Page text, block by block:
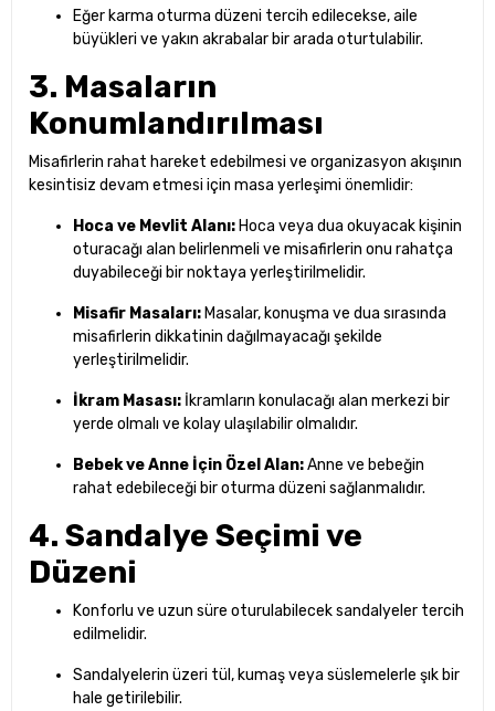
Eğer karma oturma düzeni tercih edilecekse, aile
büyükleri ve yakın akrabalar bir arada oturtulabilir.
3. Masaların
Konumlandırılması
Misafirlerin rahat hareket edebilmesi ve organizasyon akışının
kesintisiz devam etmesi için masa yerleşimi önemlidir:
Hoca ve Mevlit Alanı: Hoca veya dua okuyacak kişinin
oturacağı alan belirlenmeli ve misafirlerin onu rahatça
duyabileceği bir noktaya yerleştirilmelidir.
Misafir Masaları: Masalar, konuşma ve dua sırasında
misafirlerin dikkatinin dağılmayacağı şekilde
yerleştirilmelidir.
İkram Masası: İkramların konulacağı alan merkezi bir
yerde olmalı ve kolay ulaşılabilir olmalıdır.
Bebek ve Anne İçin Özel Alan:Anne ve bebeğin
rahat edebileceği bir oturma düzeni sağlanmalıdır.
4. Sandalye Seçimi ve
Düzeni
Konforlu ve uzun süre oturulabilecek sandalyeler tercih
edilmelidir.
Sandalyelerin üzeri tül, kumaş veya süslemelerle şık bir
hale getirilebilir.